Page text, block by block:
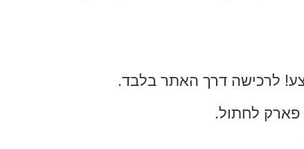
לרכישה דרך האתר בלבד.
פארק לחתול.